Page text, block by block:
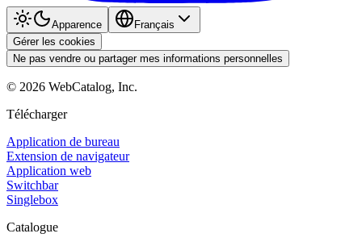
Apparence
Français
Gérer les cookies
Ne pas vendre ou partager mes informations personnelles
© 2026 WebCatalog, Inc.
Télécharger
Application de bureau
Extension de navigateur
Application web
Switchbar
Singlebox
Catalogue